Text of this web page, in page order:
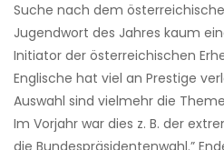
Suche nach dem
Jugendwort des Jahres kaum
Ini­tiator der österreichischen
Englische hat viel an Prestige
Auswahl sind vielmehr die
Im Vorjahr war dies z. B. der